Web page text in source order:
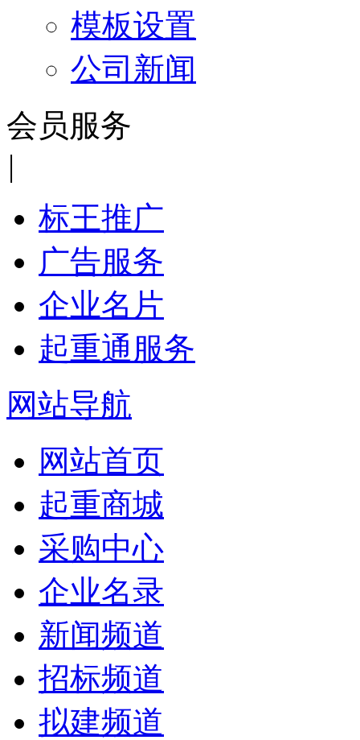
模板设置
公司新闻
会员服务
|
标王推广
广告服务
企业名片
起重通服务
网站导航
网站首页
起重商城
采购中心
企业名录
新闻频道
招标频道
拟建频道